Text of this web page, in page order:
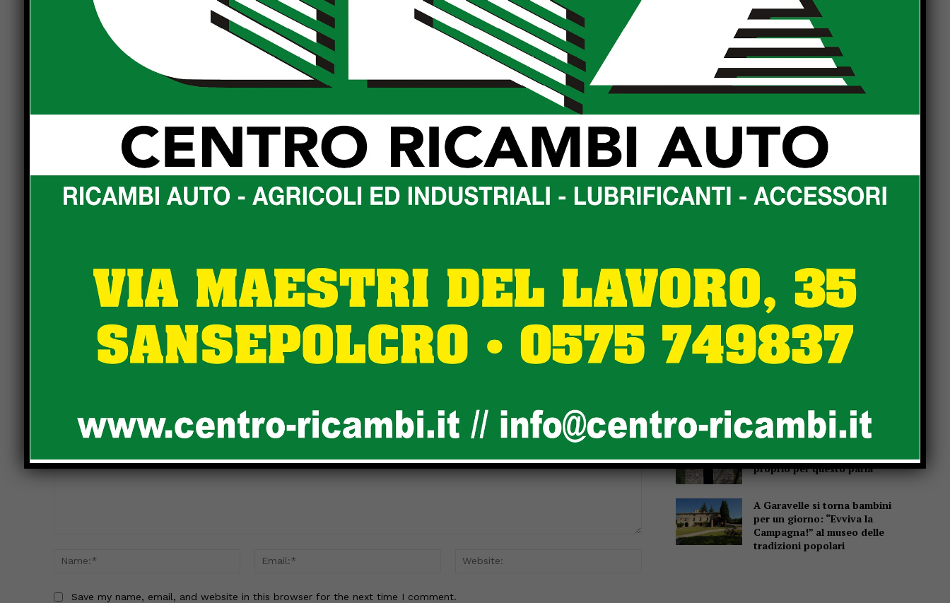
Corso di ginnastica dolce
Corso di Yoga
Laboratorio Femminile creativo
Corso di ballo
Laboratorio di teatro
Sportello Linux e freesoftware
CORSI DI TUTTO FA BROADWAY
Corso di teatro per bambini, ragazzi ed adulti
Corso di danza oriental modern
Corso di canto
Corso DJ
Previous article
Museo malakos Città di Castello
presentala Didattica 2019 – 2020
Next article
Il sindaco Bacchetta ha incontrato, in
Comune, il maggiore dei Carabinieri
Giuseppe Manichino per una visita di
commiato
Name:*
Email:*
Save my name, email, and website in this browser for the next time I comment.
Un abbraccio del Papa da
portare nel cuore per tutta la
vita
Due anziani, un finto
poliziotto e un inseguimento
sulla E45
“Rendiamole obbligatorie”
proprio per questo parla
A Garavelle si torna bambini
per un giorno: “Evviva la
Campagna!” al museo delle
tradizioni popolari